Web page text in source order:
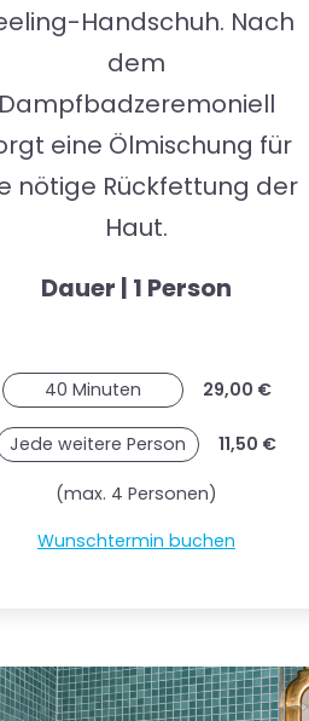
Handschuh. Nach
dem
Dampfbadzeremoniell
eine Ölmischung für
nötige Rückfettung der
Haut.
Dauer | 1 Person
40 Minuten 29,00 €
Jede weitere Person 11,50 €
(max. 4 Personen)
Wunschtermin buchen